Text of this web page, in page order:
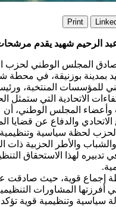
Print
الرحيم شهيد يقدم
المجلس الوطني لحزب
بمدينة بوزنيقة، في محطة
للمؤسسات المنتخبة،
الاتحادية التي
المجلس الوطني، أن
الاتحادي والدفاع عن
لحظة سياسية وتنظيمية
والشباب والأطر الحزبية
تدبيره لهذا الاستحقاق
إجماع قوية، حيث صادقت
أفرزتها المشاورات
وتنظيمية قوية